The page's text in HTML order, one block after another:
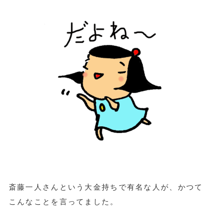
斎藤一人さんという大金持ちで有名な人が、かつて
こんなことを言ってました。